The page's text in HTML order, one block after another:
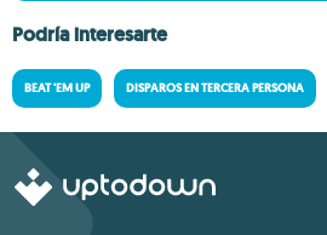
Podría interesarte
BEAT 'EM UP DISPAROS EN TERCERA PERSONA